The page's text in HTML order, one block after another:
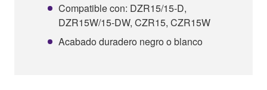
Compatible con: DZR15/15-D,
DZR15W/15-DW, CZR15, CZR15W
Acabado duradero negro o blanco